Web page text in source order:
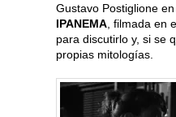
Gustavo Postiglione
IPANEMA , filmada en
para discutirlo y, si se
propias mitologías.